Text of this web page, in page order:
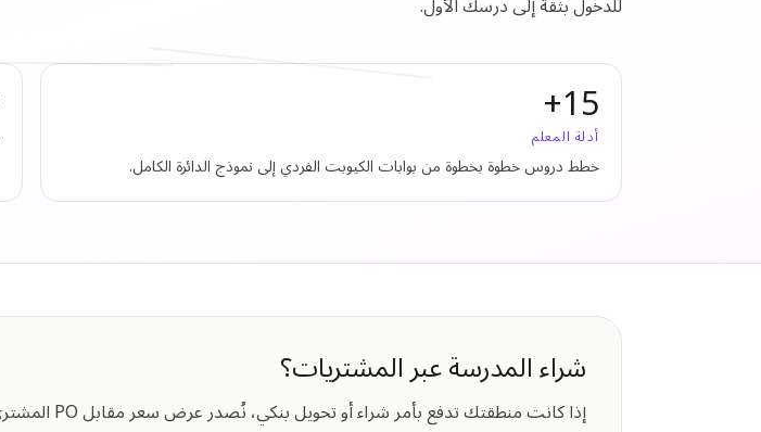
15+
أدلة المعلم
خطط دروس خطوة بخطوة من بوابات الكيوبت الفردي إلى نموذج الدائرة الكامل.
شراء المدرسة عبر المشتريات؟
إذا كانت منطقتك تدفع بأمر شراء أو تحويل بنكي، نُصدر عرض سعر مقابل PO المشتري. شروط Net 30، إعفاءات ضريبية فيدرالية / للولاية مقبولة.